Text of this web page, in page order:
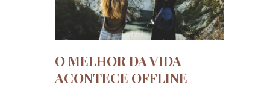
O MELHOR DA VIDA
ACONTECE OFFLINE